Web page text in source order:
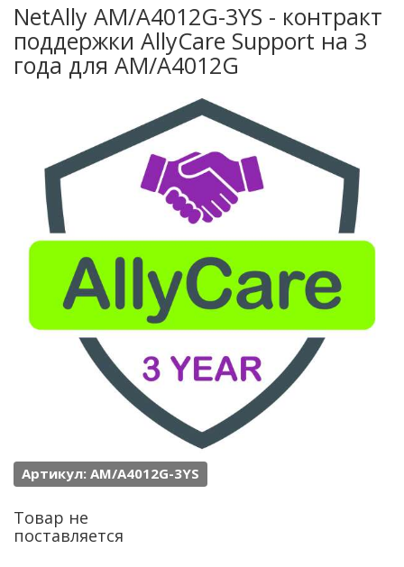
NetAlly AM/A4012G-3YS - контракт
поддержки AllyCare Support на 3
года для AM/A4012G
Артикул: AM/A4012G-3YS
Товар не
поставляется